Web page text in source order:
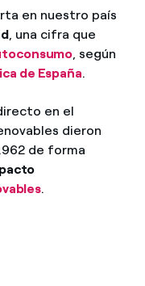
en nuestro país
, una cifra que
, según
de España.
en el
dieron
de forma
.